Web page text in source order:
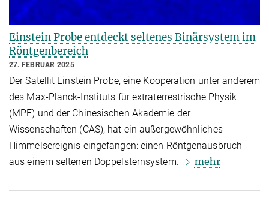
Einstein Probe entdeckt seltenes Binärsystem im
Röntgenbereich
27. FEBRUAR 2025
Der Satellit Einstein Probe, eine Kooperation unter anderem
des Max-Planck-Instituts für extraterrestrische Physik
(MPE) und der Chinesischen Akademie der
Wissenschaften (CAS), hat ein außergewöhnliches
Himmelsereignis eingefangen: einen Röntgenausbruch
aus einem seltenen Doppelsternsystem.
mehr